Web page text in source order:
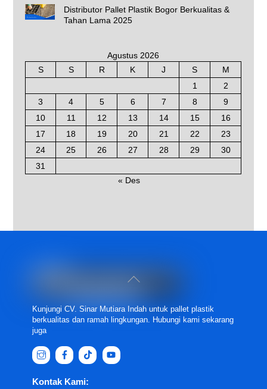
Distributor Pallet Plastik Bogor Berkualitas &
Tahan Lama 2025
Agustus 2026
S
S R K J S
M
1
2
3
4 5 6 7 8
9
10
11 12 13 14 15
16
17
18 19 20 21 22
23
24
25 26 27 28 29
30
31
« Des
Back
Kunjungi CV. Sinar Mutiara Indah untuk pallet plastik
berkualitas dan ramah lingkungan. Hubungi kami sekarang
juga
Kontak Kami: